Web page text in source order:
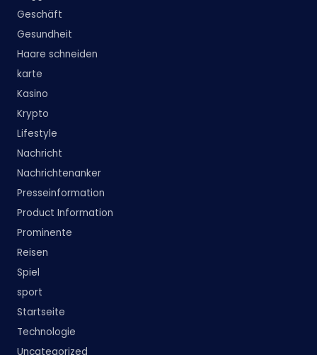
Geschäft
Gesundheit
Haare schneiden
karte
Kasino
Krypto
Lifestyle
Nachricht
Nachrichtenanker
Presseinformation
Product Information
Prominente
Reisen
Spiel
sport
Startseite
Technologie
Uncategorized